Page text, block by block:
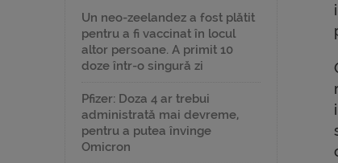
Un neo-zeelandez a fost plătit
pentru a fi vaccinat în locul
altor persoane. A primit 10
doze într-o singură zi
Pfizer: Doza 4 ar trebui
administrată mai devreme,
pentru a putea învinge
Omicron